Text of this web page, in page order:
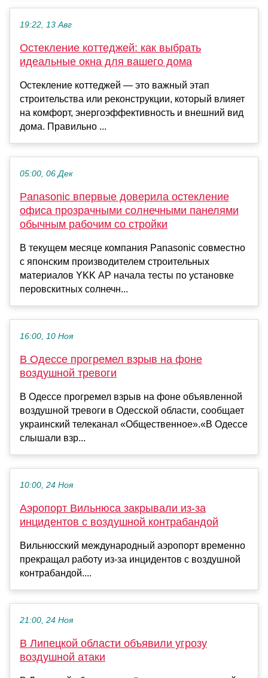
19:22, 13 Авг
Остекление коттеджей: как выбрать
идеальные окна для вашего дома
Остекление коттеджей — это важный этап
строительства или реконструкции, который влияет
на комфорт, энергоэффективность и внешний вид
дома. Правильно ...
05:00, 06 Дек
Panasonic впервые доверила остекление
офиса прозрачными солнечными панелями
обычным рабочим со стройки
В текущем месяце компания Panasonic совместно
с японским производителем строительных
материалов YKK AP начала тесты по установке
перовскитных солнечн...
16:00, 10 Ноя
В Одессе прогремел взрыв на фоне
воздушной тревоги
В Одессе прогремел взрыв на фоне объявленной
воздушной тревоги в Одесской области, сообщает
украинский телеканал «Общественное».«В Одессе
слышали взр...
10:00, 24 Ноя
Аэропорт Вильнюса закрывали из-за
инцидентов с воздушной контрабандой
Вильнюсский международный аэропорт временно
прекращал работу из-за инцидентов с воздушной
контрабандой....
21:00, 24 Ноя
В Липецкой области объявили угрозу
воздушной атаки